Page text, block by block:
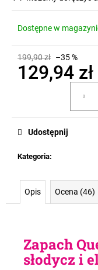
Dostępne w
199,90 zł –35 %
129,94 zł
Kategoria:
Udostępnij
Opis Ocena (46)
Zapach
słodycz i